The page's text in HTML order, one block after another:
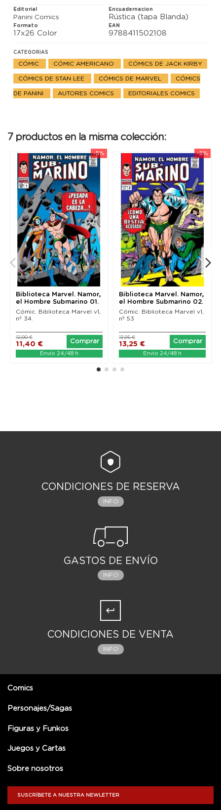
Editorial
Panini Comics
Encuadernacion
Rústica (tapa Blanda)
Formato
17x26 Color
EAN
9788411502108
CATEGORIAS
CÓMIC CÓMIC AMERICANO CÓMICS DE JACK KIRBY
CÓMICS DE STAN LEE CÓMICS DE MARVEL CÓMICS
DE PANINI AUTORES COMICS EDITORIALES COMICS
7 productos en la misma colección:
-5%
Biblioteca Marvel. Namor,
el Hombre Submarino 01.
1965-66
Cómic. Biblioteca Marvel v1,
nº 34.
11,40 €
12,00 €
Comprar
Envío 24/48 h
-5%
Biblioteca Marvel. Namor,
el Hombre Submarino 02.
1966-67
Cómic. Biblioteca Marvel v1,
nº 53
13,25 €
13,95 €
Comprar
Envío 24/48 h
CONDICIONES DE RESERVA
INFO
GASTOS DE ENVÍO
INFO
CONDICIONES DE VENTA
INFO
Comics
Personajes/Sagas
Figuras y Funkos
Juegos y Cartas
Sobre nosotros
SUSCRÍBETE A NUESTRA NEWLETTER